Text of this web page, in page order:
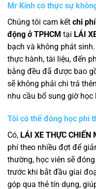
Mr Kính có thực sự
Chúng tôi cam kết chi
động ở TPHCM tại LÁI
bạch và không phát
thực hành, tài liệu, đến
bằng đều đã được bao
sẽ không phải chi trả
nhu cầu bổ sung giờ
Tôi có thể đóng học phí
Có, LÁI XE THỰC CHIẾN
phí theo nhiều đợt để
thường, học viên sẽ
trước khi bắt đầu giai
góp qua thẻ tín dụng,